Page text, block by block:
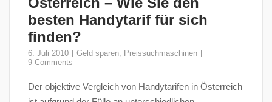
besten Handytarif für sich
finden?
6. Juli 2010 Geld sparen, Preissuchmaschinen
9 Comments
Der objektive Vergleich von Handytarifen in Österreich